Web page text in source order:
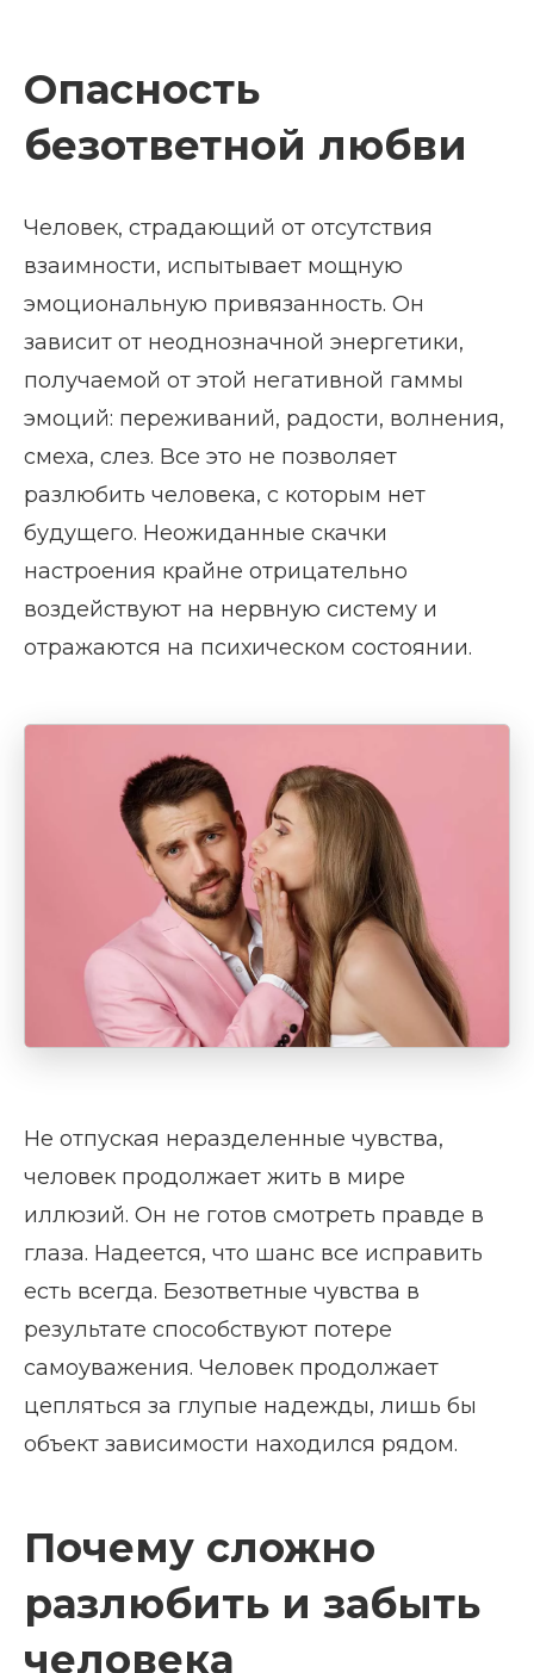
Опасность
безответной любви
Человек, страдающий от отсутствия
взаимности, испытывает мощную
эмоциональную привязанность. Он
зависит от неоднозначной энергетики,
получаемой от этой негативной гаммы
эмоций: переживаний, радости, волнения,
смеха, слез. Все это не позволяет
разлюбить человека, с которым нет
будущего. Неожиданные скачки
настроения крайне отрицательно
воздействуют на нервную систему и
отражаются на психическом состоянии.
Не отпуская неразделенные чувства,
человек продолжает жить в мире
иллюзий. Он не готов смотреть правде в
глаза. Надеется, что шанс все исправить
есть всегда. Безответные чувства в
результате способствуют потере
самоуважения. Человек продолжает
цепляться за глупые надежды, лишь бы
объект зависимости находился рядом.
Почему сложно
разлюбить и забыть
человека